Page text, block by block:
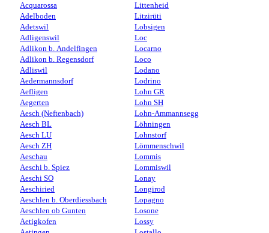
Acquarossa
Adelboden
Adetswil
Adligenswil
Adlikon b. Andelfingen
Adlikon b. Regensdorf
Adliswil
Aedermannsdorf
Aefligen
Aegerten
Aesch (Neftenbach)
Aesch BL
Aesch LU
Aesch ZH
Aeschau
Aeschi b. Spiez
Aeschi SO
Aeschiried
Aeschlen b. Oberdiessbach
Aeschlen ob Gunten
Aetigkofen
Littenheid
Litzirüti
Lobsigen
Loc
Locarno
Loco
Lodano
Lodrino
Lohn GR
Lohn SH
Lohn-Ammannsegg
Löhningen
Lohnstorf
Lömmenschwil
Lommis
Lommiswil
Lonay
Longirod
Lopagno
Losone
Lossy